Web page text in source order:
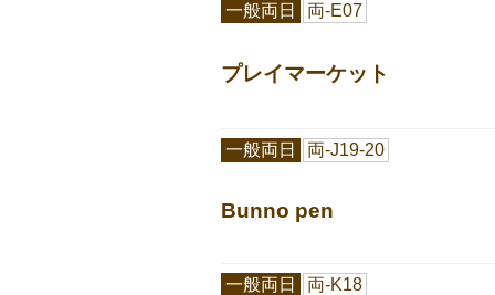
プレイマーケット
一般両日 両-E07
Bunno pen
一般両日 両-J19-20
一般両日 両-K18